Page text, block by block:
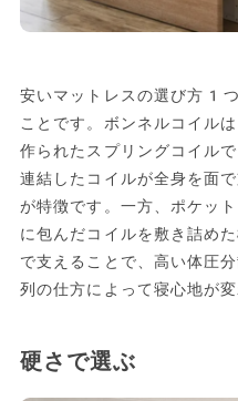
安いマットレスの選び方1
ことです。ボンネルコイル
作られたスプリングコイル
連結したコイルが全身を面
が特徴です。一方、ポケッ
に包んだコイルを敷き詰め
で支えることで、高い体圧
列の仕方によって寝心地が
硬さで選ぶ